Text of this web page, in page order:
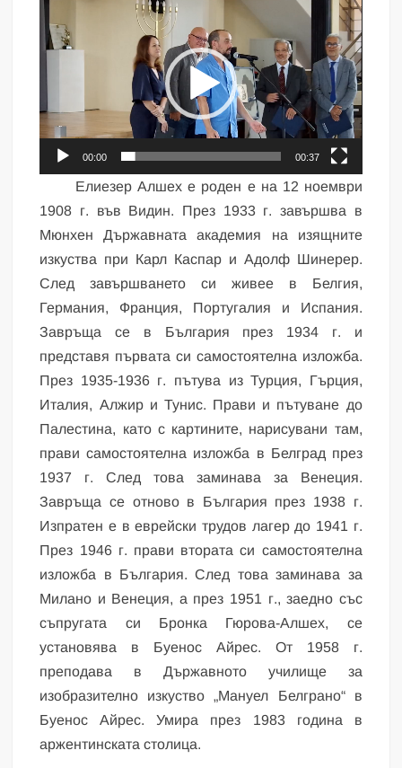
Видео
00:00 00:37
Елиезер Алшех е роден е на 12 ноември
1908 г. във Видин. През 1933 г. завършва в
Мюнхен Държавната академия на изящните
изкуства при Карл Каспар и Адолф Шинерер.
След завършването си живее в Белгия,
Германия, Франция, Португалия и Испания.
Завръща се в България през 1934 г. и
представя първата си самостоятелна изложба.
През 1935-1936 г. пътува из Турция, Гърция,
Италия, Алжир и Тунис. Прави и пътуване до
Палестина, като с картините, нарисувани там,
прави самостоятелна изложба в Белград през
1937 г. След това заминава за Венеция.
Завръща се отново в България през 1938 г.
Изпратен е в еврейски трудов лагер до 1941 г.
През 1946 г. прави втората си самостоятелна
изложба в България. След това заминава за
Милано и Венеция, а през 1951 г., заедно със
съпругата си Бронка Гюрова-Алшех, се
установява в Буенос Айрес. От 1958 г.
преподава в Държавното училище за
изобразително изкуство „Мануел Белграно“ в
Буенос Айрес. Умира през 1983 година в
аржентинската столица.